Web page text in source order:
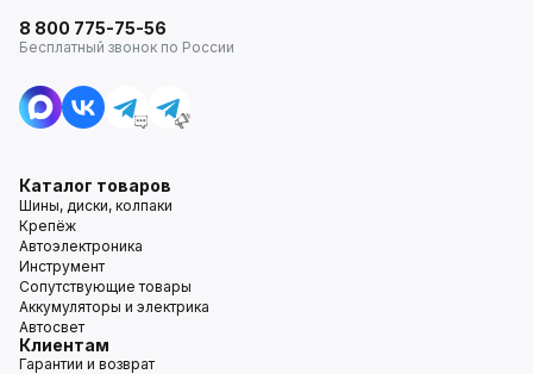
8 800 775-75-56
Бесплатный звонок по России
Каталог товаров
Шины, диски, колпаки
Крепёж
Автоэлектроника
Инструмент
Сопутствующие товары
Аккумуляторы и электрика
Автосвет
Клиентам
Гарантии и возврат